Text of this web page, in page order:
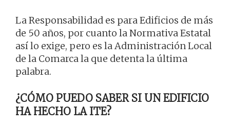
La Responsabilidad es para Edificios de más
de 50 años, por cuanto la Normativa Estatal
así lo exige, pero es la Administración Local
de la Comarca la que detenta la última
palabra.
¿CÓMO PUEDO SABER SI UN EDIFICIO
HA HECHO LA ITE?